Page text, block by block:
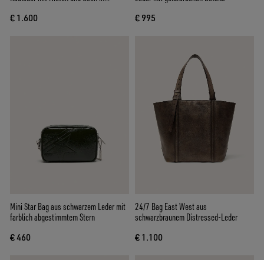
€ 1.600 € 995
Mini Star Bag aus schwarzem Leder mit
farblich abgestimmtem Stern
€ 460
24/7 Bag East West aus
schwarzbraunem Distressed-Leder
€ 1.100